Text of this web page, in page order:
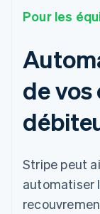
Pour les
de
Stripe peut
automatiser